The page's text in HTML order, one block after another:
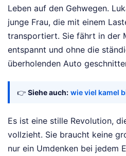
Leben auf den Gehwegen.
junge Frau, die mit einem
transportiert. Sie fährt in der
entspannt und ohne die
überholenden Auto
👉 Siehe auch: wie viel kamel
Es ist eine stille Revolution,
vollzieht. Sie braucht keine
nur ein Umdenken bei jedem